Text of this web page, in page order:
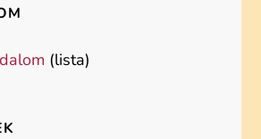
(lista)